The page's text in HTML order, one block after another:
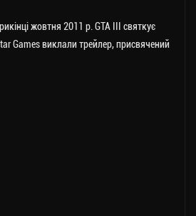
жовтня 2011 р. GTA III святкує
Games виклали трейлер, присвячений